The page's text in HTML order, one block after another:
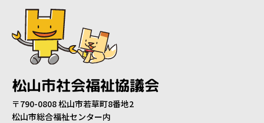
松山市社会福祉協議会
〒790-0808 松山市若草町8番地2
松山市総合福祉センター内